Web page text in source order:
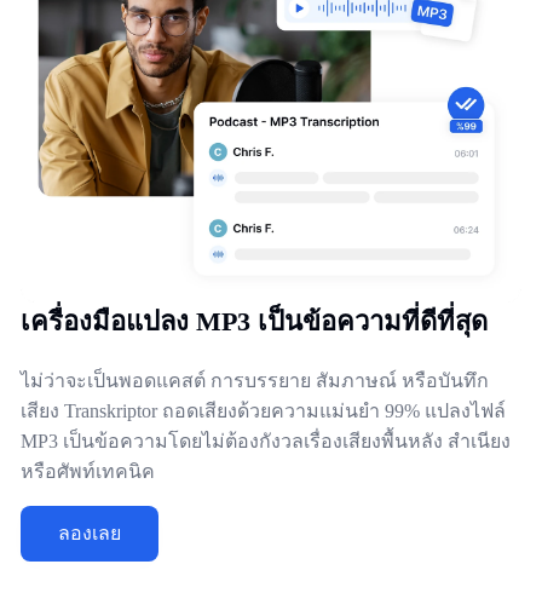
เครื่องมือแปลง MP3 เป็นข้อความที่ดีที่สุด
ไม่ว่าจะเป็นพอดแคสต์ การบรรยาย สัมภาษณ์ หรือบันทึก
เสียง Transkriptor ถอดเสียงด้วยความแม่นยำ 99% แปลงไฟล์
MP3 เป็นข้อความโดยไม่ต้องกังวลเรื่องเสียงพื้นหลัง สำเนียง
หรือศัพท์เทคนิค
ลองเลย